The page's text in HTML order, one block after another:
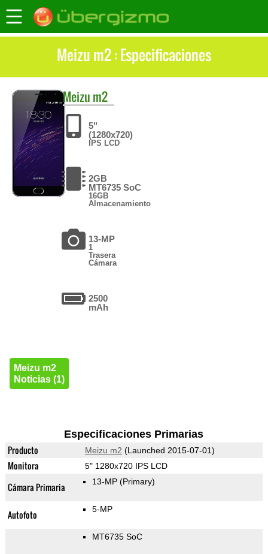
Meizu m2 : Especificaciones
Meizu m2
5"
(1280x720)
IPS LCD
2GB
MT6735 SoC
16GB
Almacenamiento
13-MP
1
Trasera
Cámara
2500
mAh
Meizu m2
Noticias (1)
Especificaciones Primarias
Producto Meizu m2 (Launched 2015-07-01)
Monitora 5" 1280x720 IPS LCD
Cámara Primaria 13-MP (Primary)
Autofoto 5-MP
MT6735 SoC